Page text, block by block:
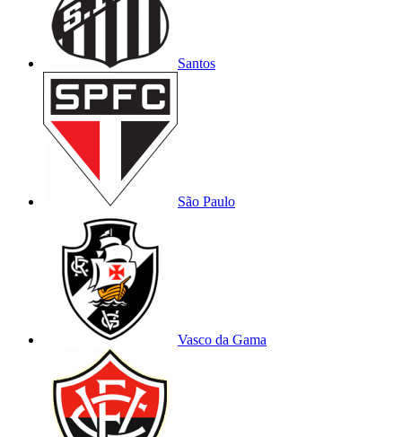
Santos
São Paulo
Vasco da Gama